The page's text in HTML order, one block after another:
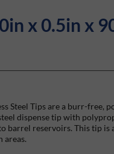
x 0.5in x
Steel Tips are a burr-free,
dispense tip with
barrel reservoirs. This tip is
areas.